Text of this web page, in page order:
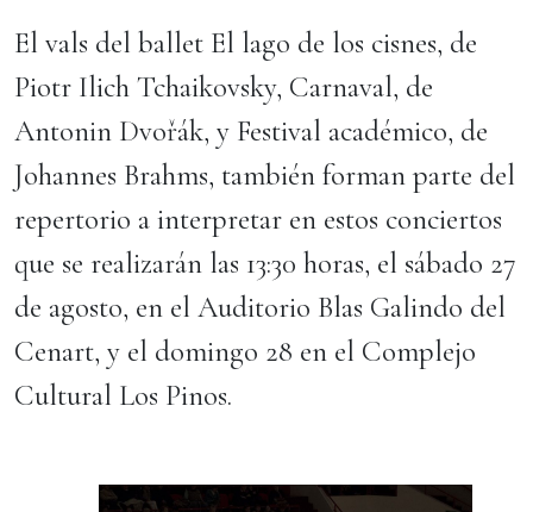
El vals del ballet El lago de los cisnes, de
Piotr Ilich Tchaikovsky, Carnaval, de
Antonin Dvořák, y Festival académico, de
Johannes Brahms, también forman parte del
repertorio a interpretar en estos conciertos
que se realizarán las 13:30 horas, el sábado 27
de agosto, en el Auditorio Blas Galindo del
Cenart, y el domingo 28 en el Complejo
Cultural Los Pinos.